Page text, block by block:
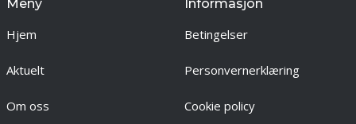
Meny
Hjem
Aktuelt
Om oss
Informasjon
Betingelser
Personvernerklæring
Cookie policy